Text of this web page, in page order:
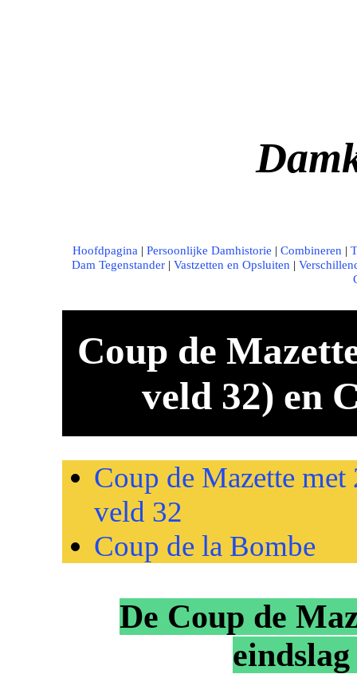
Hoofdpagina | Persoonlijke Damhistorie | Combineren |
Dam Tegenstander | Vastzetten en Opsluiten |
Coup de
veld 32) en
Coup de Mazette
veld 32
Coup de la Bombe
De Coup de